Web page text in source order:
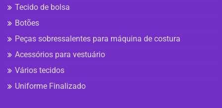
Tecido de bolsa
Botões
Peças sobressalentes para máquina de costura
Acessórios para vestuário
Vários tecidos
Uniforme Finalizado